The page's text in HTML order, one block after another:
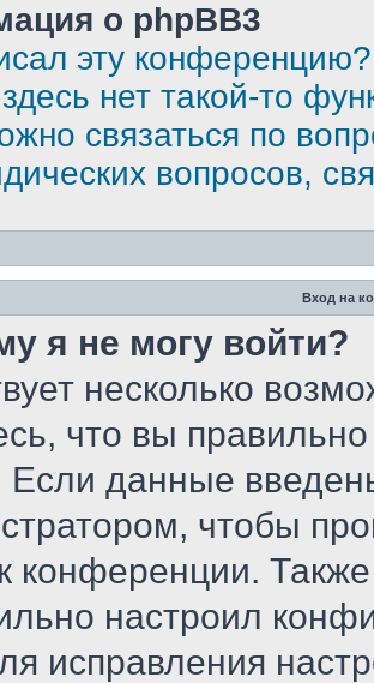
о phpBB3
эту конференцию?
нет такой-то
связаться по
вопросов,
Вход на
я не могу войти?
несколько
что вы
Если данные
чтобы
конференции.
настроил
исправления